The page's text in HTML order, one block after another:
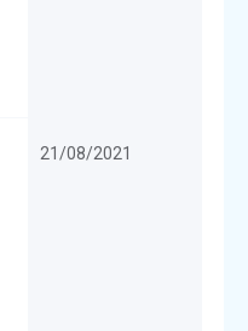
21/08/2021